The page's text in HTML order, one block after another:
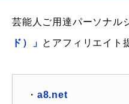
芸能人ご用達パーソナル
ド）」 とアフィリエイト
・ a8.net